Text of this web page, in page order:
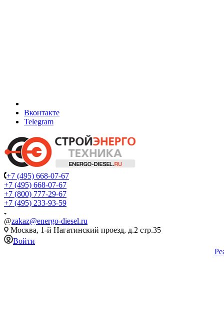
Вконтакте
Telegram
+7 (495) 668-07-67
+7 (495) 668-07-67
+7 (800) 777-29-67
+7 (495) 233-93-59
@zakaz@energo-diesel.ru
Москва, 1-й Нагатинский проезд, д.2 стр.35
Войти